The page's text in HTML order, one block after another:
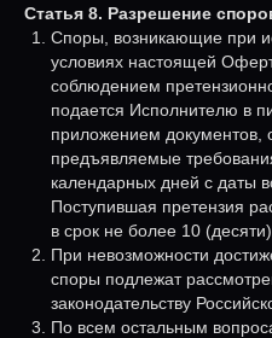
Статья 8. Разрешение
Споры, возникающие при
условиях настоящей
соблюдением
подается Исполнителю в
приложением
предъявляемые
календарных дней с даты
Поступившая претензия
в срок не более 10
При невозможности
споры подлежат
законодательству
По всем остальным